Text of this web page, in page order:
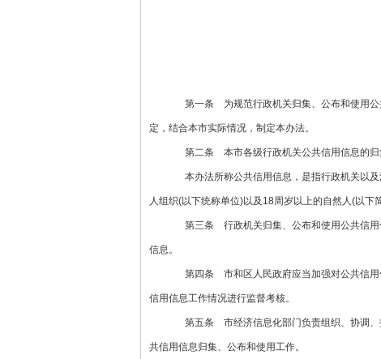
第一条 为规范行政机关归集、公布和使用公共
定，结合本市实际情况，制定本办法。
第二条 本市各级行政机关公共信用信息的归
本办法所称公共信用信息，是指行政机关以及
人组织(以下统称单位)以及18周岁以上的自然人(以下
第三条 行政机关归集、公布和使用公共信用信
信息。
第四条 市和区人民政府应当加强对公共信用信
信用信息工作情况进行监督考核。
第五条 市经济信息化部门负责组织、协调、指
共信用信息归集、公布和使用工作。